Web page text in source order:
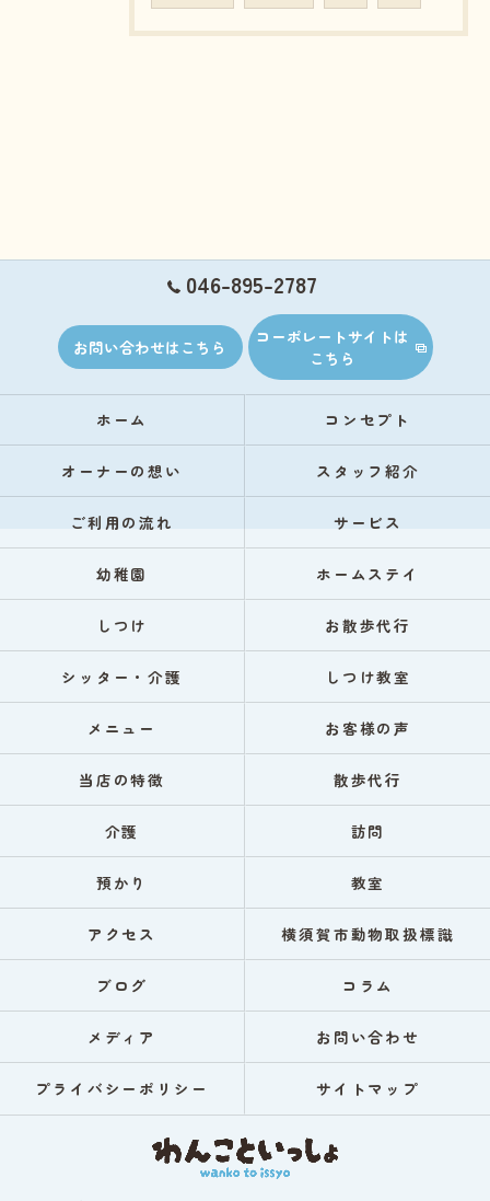
046-895-2787
お問い合わせはこちら
コーポレートサイトは
こちら
ホーム コンセプト
オーナーの想い スタッフ紹介
ご利用の流れ サービス
幼稚園 ホームステイ
しつけ お散歩代行
シッター・介護 しつけ教室
メニュー お客様の声
当店の特徴 散歩代行
介護 訪問
預かり 教室
アクセス 横須賀市動物取扱標識
ブログ コラム
メディア お問い合わせ
プライバシーポリシー サイトマップ